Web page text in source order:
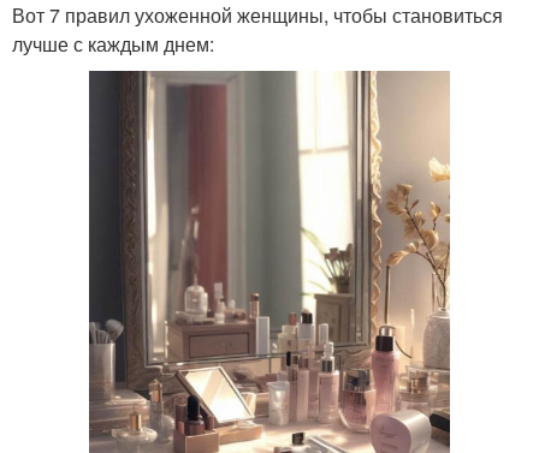
Вот 7 правил ухоженной женщины, чтобы становиться
лучше с каждым днем: